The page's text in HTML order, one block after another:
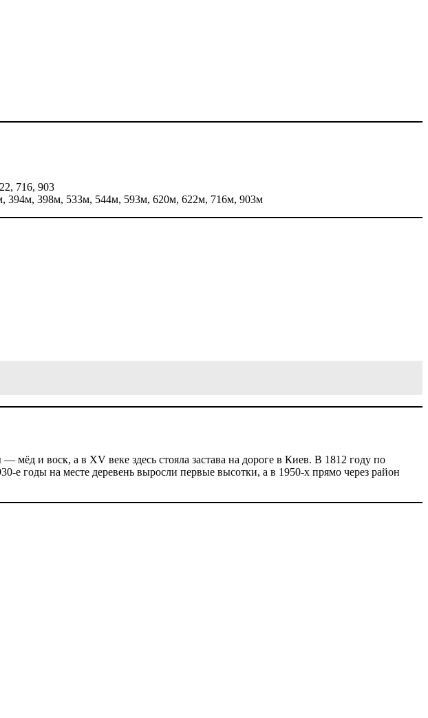
716, 903
398м, 533м, 544м, 593м, 620м, 622м, 716м, 903м
и воск, а в XV веке здесь стояла застава на дороге в Киев. В 1812 году по
годы на месте деревень выросли первые высотки, а в 1950-х прямо через район